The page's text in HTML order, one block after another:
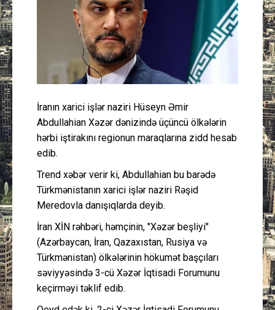
Cəmiyyət
Əlaqə
İranın xarici işlər naziri Hüseyn Əmir
Abdullahian Xəzər dənizində üçüncü ölkələrin
hərbi iştirakını regionun maraqlarına zidd hesab
edib.
Trend xəbər verir ki, Abdullahian bu barədə
Türkmənistanın xarici işlər naziri Rəşid
Meredovla danışıqlarda deyib.
İran XİN rəhbəri, həmçinin, "Xəzər beşliyi"
(Azərbaycan, İran, Qazaxıstan, Rusiya və
Türkmənistan) ölkələrinin hökumət başçıları
səviyyəsində 3-cü Xəzər İqtisadi Forumunu
keçirməyi təklif edib.